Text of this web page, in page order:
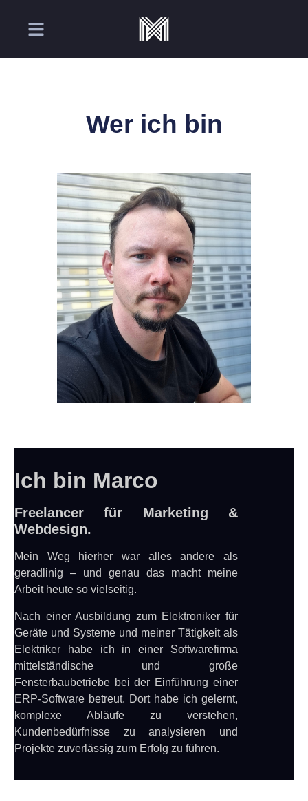
Wer ich bin
Ich bin Marco
Freelancer für Marketing &
Webdesign.
Mein Weg hierher war alles andere als
geradlinig – und genau das macht meine
Arbeit heute so vielseitig.
Nach einer Ausbildung zum Elektroniker für
Geräte und Systeme und meiner Tätigkeit als
Elektriker habe ich in einer Softwarefirma
mittelständische und große
Fensterbaubetriebe bei der Einführung einer
ERP-Software betreut. Dort habe ich gelernt,
komplexe Abläufe zu verstehen,
Kundenbedürfnisse zu analysieren und
Projekte zuverlässig zum Erfolg zu führen.